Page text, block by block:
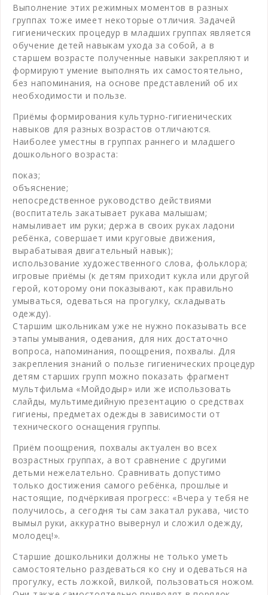
Выполнение этих режимных моментов в разных
группах тоже имеет некоторые отличия. Задачей
гигиенических процедур в младших группах является
обучение детей навыкам ухода за собой, а в
старшем возрасте полученные навыки закрепляют и
формируют умение выполнять их самостоятельно,
без напоминания, на основе представлений об их
необходимости и пользе.
Приёмы формирования культурно-гигиенических
навыков для разных возрастов отличаются.
Наиболее уместны в группах раннего и младшего
дошкольного возраста:
показ;
объяснение;
непосредственное руководство действиями
(воспитатель закатывает рукава малышам;
намыливает им руки; держа в своих руках ладони
ребёнка, совершает ими круговые движения,
вырабатывая двигательный навык);
использование художественного слова, фольклора;
игровые приёмы (к детям приходит кукла или другой
герой, которому они показывают, как правильно
умываться, одеваться на прогулку, складывать
одежду).
Старшим школьникам уже не нужно показывать все
этапы умывания, одевания, для них достаточно
вопроса, напоминания, поощрения, похвалы. Для
закрепления знаний о пользе гигиенических процедур
детям старших групп можно показать фрагмент
мультфильма «Мойдодыр» или же использовать
слайды, мультимедийную презентацию о средствах
гигиены, предметах одежды в зависимости от
технического оснащения группы.
Приём поощрения, похвалы актуален во всех
возрастных группах, а вот сравнение с другими
детьми нежелательно. Сравнивать допустимо
только достижения самого ребёнка, прошлые и
настоящие, подчёркивая прогресс: «Вчера у тебя не
получилось, а сегодня ты сам закатал рукава, чисто
вымыл руки, аккуратно вывернул и сложил одежду,
молодец!».
Старшие дошкольники должны не только уметь
самостоятельно раздеваться ко сну и одеваться на
прогулку, есть ложкой, вилкой, пользоваться ножом.